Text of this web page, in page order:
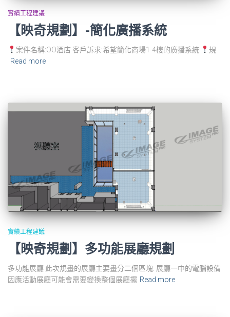
實績工程建議
【映奇規劃】-簡化廣播系統
案件名稱:OO酒店 客戶訴求:希望簡化商場1-4樓的廣播系統
規
Read more
實績工程建議
【映奇規劃】多功能展廳規劃
多功能展廳 此次規畫的展廳主要畫分二個區塊: 展廳一中的電腦設備
因應活動展廳可能會需要變換整個展廳擺 Read more